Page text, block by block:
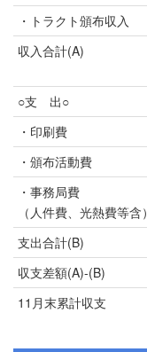
・トラクト頒布収入
収入合計(A)
○支 出○
・印刷費
・頒布活動費
・事務局費
（人件費、光熱費等含）
支出合計(B)
収支差額(A)-(B)
11月末累計収支